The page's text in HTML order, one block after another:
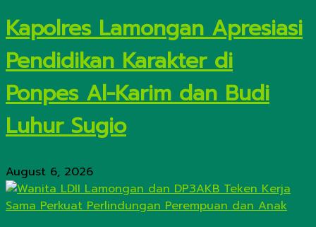
Kapolres Lamongan Apresiasi
Pendidikan Karakter di
Ponpes Al-Karim dan Budi
Luhur Sugio
August 6, 2026